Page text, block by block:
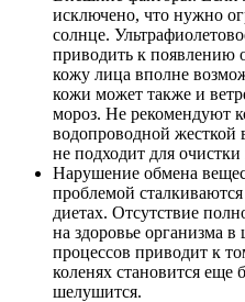
исключено, что нужно
солнце.
приводить к
кожу лица вполне
кожи может также и
мороз. Не рекомендуют
водопроводной жесткой
не подходит для
Нарушение обмена
проблемой
диетах. Отсутствие
на здоровье организма
процессов приводит к
коленях становится еще
шелушится.